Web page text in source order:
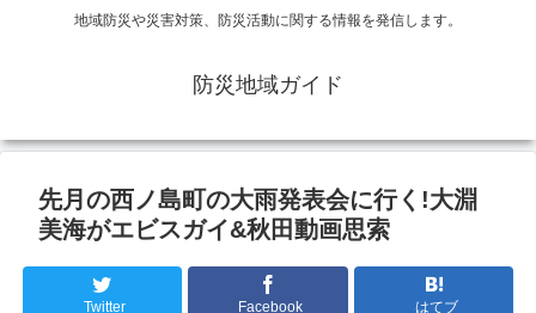
地域防災や災害対策、防災活動に関する情報を発信します。
防災地域ガイド
先月の西ノ島町の大雨発表会に行く!大淵
美海がエビスガイ&秋田動画思索
Twitter Facebook はてブ